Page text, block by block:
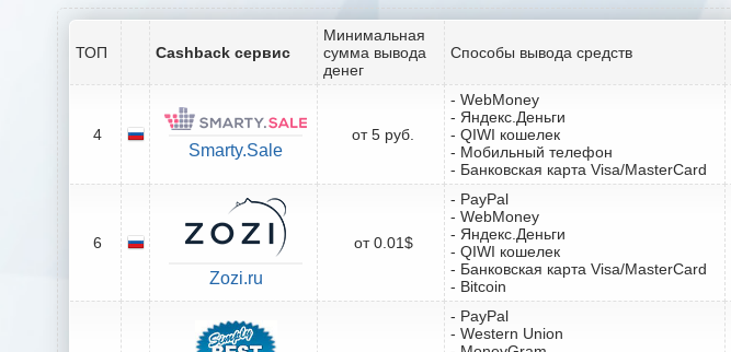
ТОП Cashback сервис
Минимальная
сумма вывода
денег
Способы вывода средств
4
Smarty.Sale
от 5 руб.
- WebMoney
- Яндекс.Деньги
- QIWI кошелек
- Мобильный телефон
- Банковская карта Visa/MasterCard
6
Zozi.ru
от 0.01$
- PayPal
- WebMoney
- Яндекс.Деньги
- QIWI кошелек
- Банковская карта Visa/MasterCard
- Bitcoin
- PayPal
- Western Union